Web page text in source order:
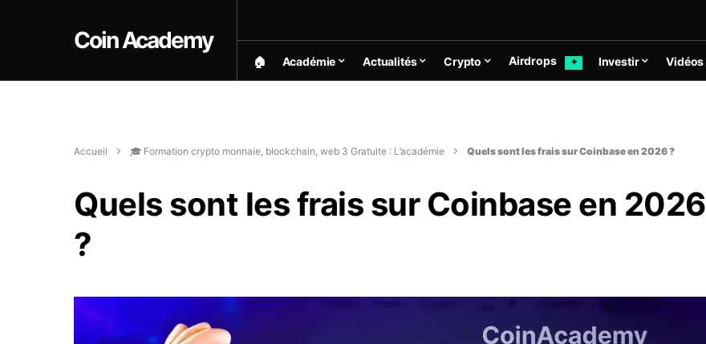
Coin Academy
🏠︎ Académie Actualités Crypto Airdrops ✦ Investir Vidéos
Accueil 🎓 Formation crypto monnaie, blockchain, web 3 Gratuite : L’académie Quels sont les frais sur Coinbase en 2026 ?
Quels sont les frais sur Coinbase en 2026
?